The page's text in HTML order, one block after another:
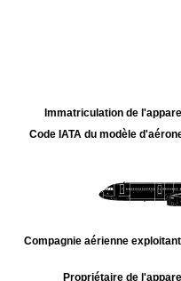
Immatriculation de
Code IATA du modèle
Compagnie aérienne
Propriétaire de